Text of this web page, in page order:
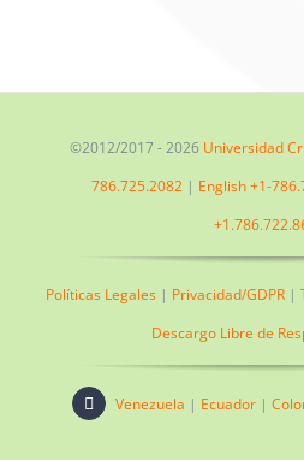
©2012/2017 -2026 Universidad
786.725.2082 | English +1-
Políticas Legales | Privacidad/GDPR |
Descargo Libre de
Venezuela | Ecuador |